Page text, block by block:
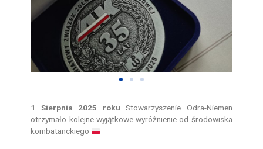
1 Sierpnia 2025 roku Stowarzyszenie Odra-Niemen
otrzymało kolejne wyjątkowe wyróżnienie od środowiska
kombatanckiego